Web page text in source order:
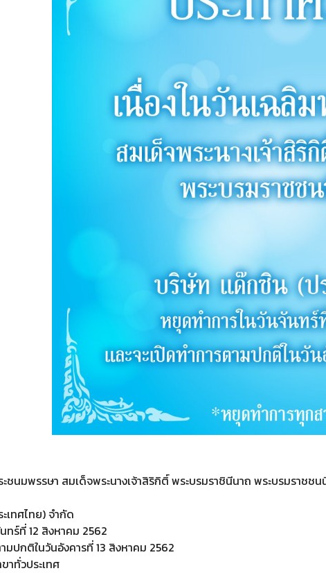
ะชนมพรรษา สมเด็จพระนางเจ้าสิริกิติ์ พระบรมราชินีนาถ พระบรมราชช
เทศไทย) จำกัด
ทร์ที่ 12 สิงหาคม 2562
มปกติในวันอังคารที่ 13 สิงหาคม 2562
าทั่วประเทศ